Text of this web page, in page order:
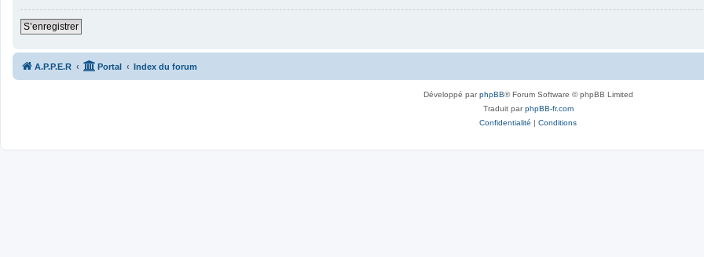
S’enregistrer
A.P.P.E.R Portal Index du forum
Développé parphpBB® Forum Software © phpBB Limited
Traduit parphpBB-fr.com
Confidentialité | Conditions